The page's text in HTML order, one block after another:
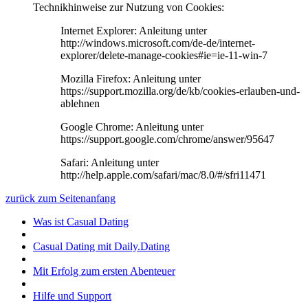
Technikhinweise zur Nutzung von Cookies:
Internet Explorer: Anleitung unter
http://windows.microsoft.com/de-de/internet-
explorer/delete-manage-cookies#ie=ie-11-win-7
Mozilla Firefox: Anleitung unter
https://support.mozilla.org/de/kb/cookies-erlauben-und-
ablehnen
Google Chrome: Anleitung unter
https://support.google.com/chrome/answer/95647
Safari: Anleitung unter
http://help.apple.com/safari/mac/8.0/#/sfri11471
zurück zum Seitenanfang
Was ist Casual Dating
Casual Dating mit Daily.Dating
Mit Erfolg zum ersten Abenteuer
Hilfe und Support